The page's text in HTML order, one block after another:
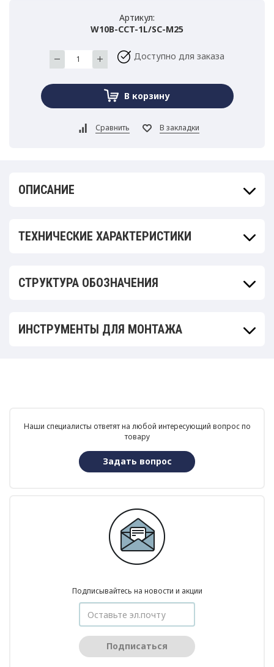
Артикул:
W10B-CCT-1L/SC-M25
Доступно для заказа
ОПИСАНИЕ
ТЕХНИЧЕСКИЕ ХАРАКТЕРИСТИКИ
СТРУКТУРА ОБОЗНАЧЕНИЯ
ИНСТРУМЕНТЫ ДЛЯ МОНТАЖА
Наши специалисты ответят на любой интересующий вопрос по
товару
Задать вопрос
Подписывайтесь на новости и акции
Подписаться